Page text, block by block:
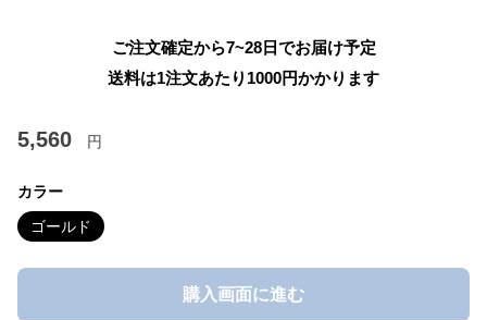
ご注文確定から7~28日でお届け予定
送料は1注文あたり 1000円かかります
5,560 円
カラー
ゴールド
購入画面に進む